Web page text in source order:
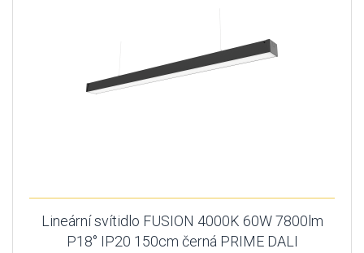
Lineární svítidlo FUSION 4000K 60W 7800lm
P18° IP20 150cm černá PRIME DALI